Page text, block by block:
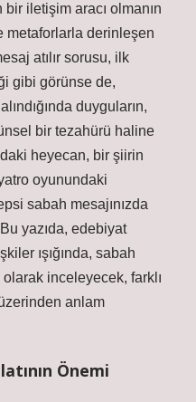
iletişim aracı olmanın
metaforlarla derinleşen
atılır sorusu, ilk
gibi görünse de,
duyguların,
bir tezahürü haline
heyecan, bir şiirin
oyunundaki
sabah mesajınızda
yazıda, edebiyat
ışığında, sabah
olarak inceleyecek, farklı
anlam
Önemi